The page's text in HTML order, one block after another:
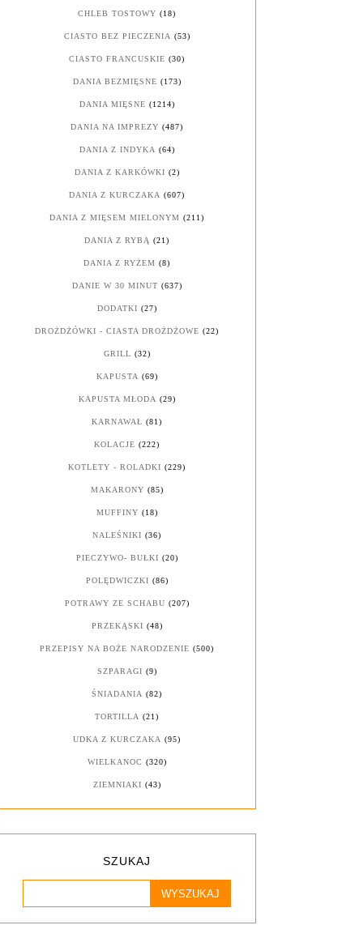
CHLEB TOSTOWY (18)
CIASTO BEZ PIECZENIA (53)
CIASTO FRANCUSKIE (30)
DANIA BEZMIĘSNE (173)
DANIA MIĘSNE (1214)
DANIA NA IMPREZY (487)
DANIA Z INDYKA (64)
DANIA Z KARKÓWKI (2)
DANIA Z KURCZAKA (607)
DANIA Z MIĘSEM MIELONYM (211)
DANIA Z RYBĄ (21)
DANIA Z RYŻEM (8)
DANIE W 30 MINUT (637)
DODATKI (27)
DROŻDŻÓWKI - CIASTA DROŻDŻOWE (22)
GRILL (32)
KAPUSTA (69)
KAPUSTA MŁODA (29)
KARNAWAŁ (81)
KOLACJE (222)
KOTLETY - ROLADKI (229)
MAKARONY (85)
MUFFINY (18)
NALEŚNIKI (36)
PIECZYWO- BUŁKI (20)
POLĘDWICZKI (86)
POTRAWY ZE SCHABU (207)
PRZEKĄSKI (48)
PRZEPISY NA BOŻE NARODZENIE (500)
SZPARAGI (9)
ŚNIADANIA (82)
TORTILLA (21)
UDKA Z KURCZAKA (95)
WIELKANOC (320)
ZIEMNIAKI (43)
SZUKAJ